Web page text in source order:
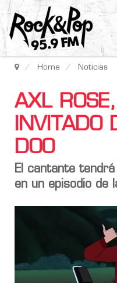
Home Noticias
AXL ROSE,
INVITADO
DOO
El cantante
en un episodio de